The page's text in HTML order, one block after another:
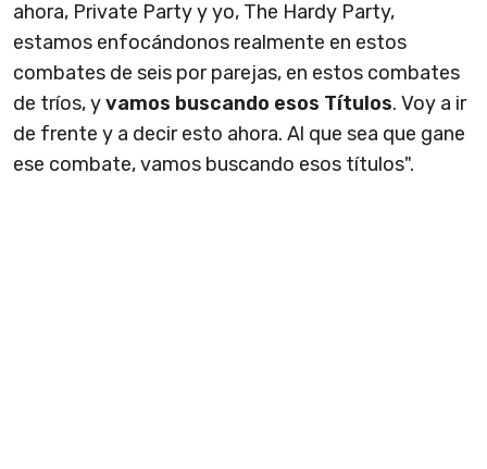
ahora, Private Party y yo, The Hardy Party,
estamos enfocándonos realmente en estos
combates de seis por parejas, en estos combates
de tríos, yvamos buscando esos Títulos. Voy a ir
de frente y a decir esto ahora. Al que sea que gane
ese combate, vamos buscando esos títulos".